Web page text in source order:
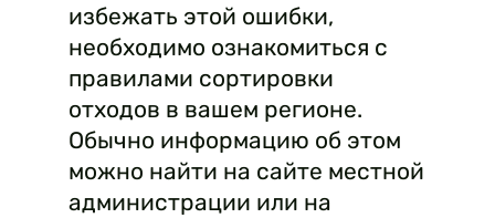
избежать этой ошибки,
необходимо ознакомиться с
правилами сортировки
отходов в вашем регионе.
Обычно информацию об этом
можно найти на сайте местной
администрации или на